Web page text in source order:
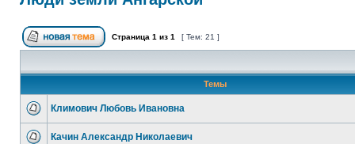
Страница 1 из 1 [ Тем: 21 ]
Темы
Климович Любовь Ивановна
Качин Александр Николаевич